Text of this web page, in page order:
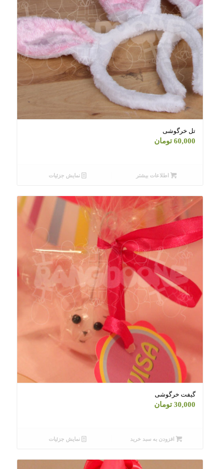
تل خرگوشی
60,000 تومان
اطلاعات بیشتر نمایش جزئیات
گیفت خرگوشی
30,000 تومان
افزودن به سبد خرید نمایش جزئیات